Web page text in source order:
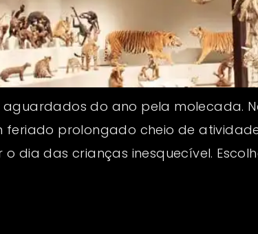
do ano pela molecada.
prolongado cheio de
dia das crianças inesquecível.